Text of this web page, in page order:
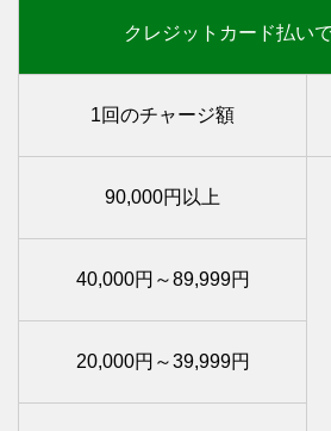
クレジットカード払い
1回のチャージ額
90,000円以上
40,000円～89,999円
20,000円～39,999円